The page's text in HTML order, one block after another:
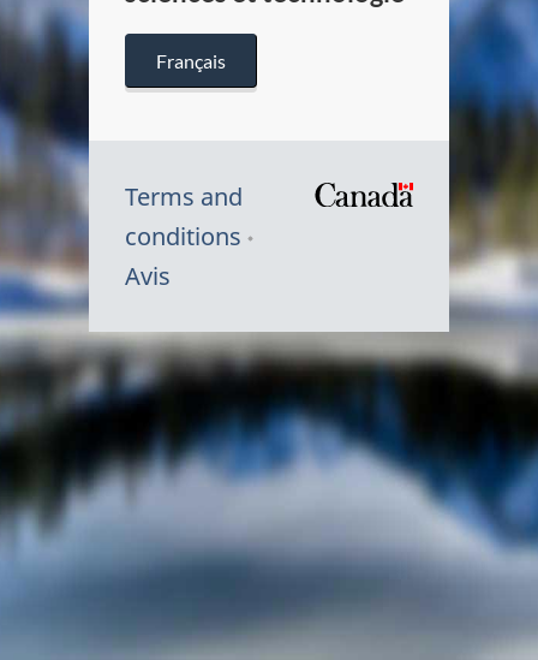
Français
Terms and
conditions
Avis
Symbole
du
Canada